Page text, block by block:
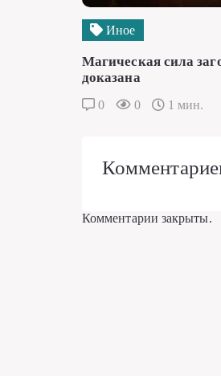
Иное
Магическая сила
доказана
0 0 1 мин.
Комментарии закрыты.